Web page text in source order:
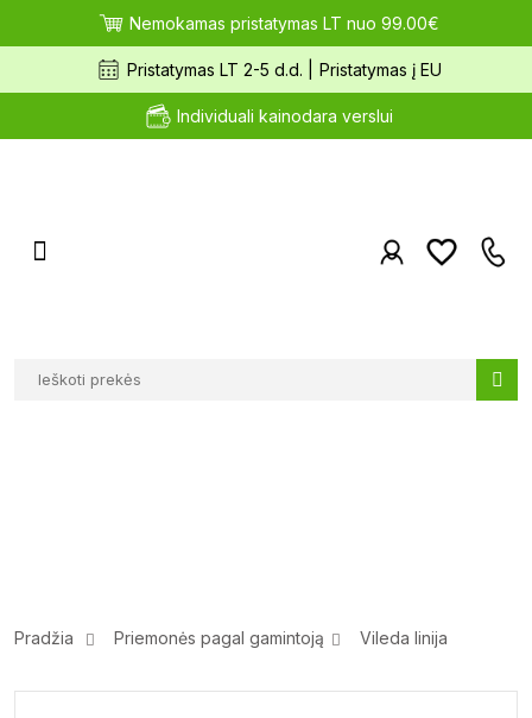
Nemokamas pristatymas LT nuo 99.00€
Pristatymas LT 2-5 d.d. | Pristatymas į EU
Individuali kainodara verslui
Pradžia Priemonės pagal gamintoją Vileda linija